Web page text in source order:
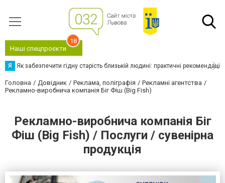
Наші спецпроєкти
18
Я Як забезпечити гідну старість близькій людині: практичні рекомендації
Головна Довідник Реклама, поліграфія
Рекламні агентства
Рекламно-виробнича компанія Біг Фіш (Big Fish)
Рекламно-виробнича компанія Біг
Фіш (Big Fish) / Послуги / сувенірна
продукція